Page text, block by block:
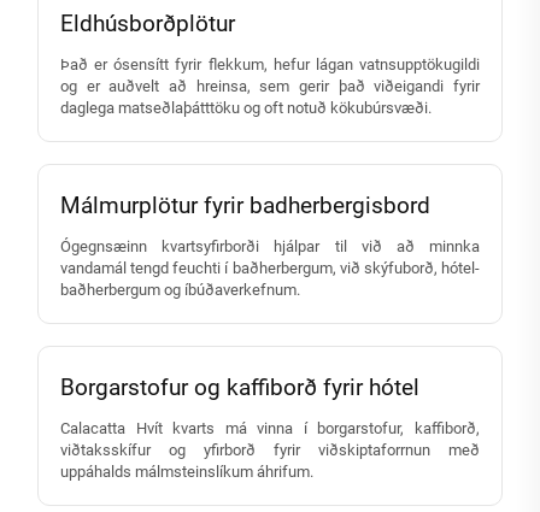
Eldhúsborðplötur
Það er ósensítt fyrir flekkum, hefur lágan vatnsupptökugildi
og er auðvelt að hreinsa, sem gerir það viðeigandi fyrir
daglega matseðlaþátttöku og oft notuð kökubúrsvæði.
Málmurplötur fyrir badherbergisbord
Ógegnsæinn kvartsyfirborði hjálpar til við að minnka
vandamál tengd feuchti í baðherbergum, við skýfuborð, hótel-
baðherbergum og íbúðaverkefnum.
Borgarstofur og kaffiborð fyrir hótel
Calacatta Hvít kvarts má vinna í borgarstofur, kaffiborð,
viðtaksskífur og yfirborð fyrir viðskiptaforrnun með
uppáhalds málmsteinslíkum áhrifum.